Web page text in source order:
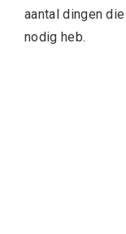
aantal dingen
nodig heb.